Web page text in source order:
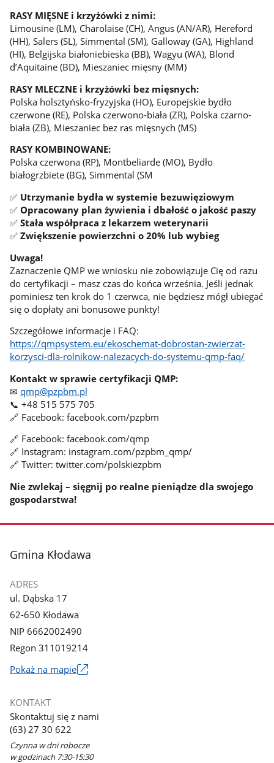
RASY MIĘSNE i krzyżówki z nimi:
Limousine (LM), Charolaise (CH), Angus (AN/AR), Hereford
(HH), Salers (SL), Simmental (SM), Galloway (GA), Highland
(HI), Belgijska białoniebieska (BB), Wagyu (WA), Blond
d’Aquitaine (BD), Mieszaniec mięsny (MM)
RASY MLECZNE i krzyżówki bez mięsnych:
Polska holsztyńsko-fryzyjska (HO), Europejskie bydło
czerwone (RE), Polska czerwono-biała (ZR), Polska czarno-
biała (ZB), Mieszaniec bez ras mięsnych (MS)
RASY KOMBINOWANE:
Polska czerwona (RP), Montbeliarde (MO), Bydło
białogrzbiete (BG), Simmental (SM
✅ Utrzymanie bydła w systemie bezuwięziowym
✅ Opracowany plan żywienia i dbałość o jakość paszy
✅ Stała współpraca z lekarzem weterynarii
✅ Zwiększenie powierzchni o 20% lub wybieg
Uwaga!
Zaznaczenie QMP we wniosku nie zobowiązuje Cię od razu
do certyfikacji – masz czas do końca września. Jeśli jednak
pominiesz ten krok do 1 czerwca, nie będziesz mógł ubiegać
się o dopłaty ani bonusowe punkty!
Szczegółowe informacje i FAQ:
https://qmpsystem.eu/ekoschemat-dobrostan-zwierzat-
korzysci-dla-rolnikow-nalezacych-do-systemu-qmp-faq/
Kontakt w sprawie certyfikacji QMP:
✉ qmp@pzpbm.pl
📞 +48 515 575 705
🔗 Facebook: facebook.com/pzpbm
🔗 Facebook: facebook.com/qmp
🔗 Instagram: instagram.com/pzpbm_qmp/
🔗 Twitter: twitter.com/polskiezpbm
Nie zwlekaj – sięgnij po realne pieniądze dla swojego
gospodarstwa!
stopka
Gmina Kłodawa
ADRES
ul. Dąbska 17
62-650 Kłodawa
NIP 6662002490
Regon 311019214
Pokaż na mapieLink
nowym
KONTAKT
Skontaktuj się z nami
(63) 27 30 622
Czynna w dni robocze
w godzinach 7:30-15:30